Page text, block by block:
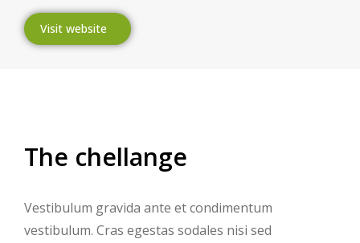
Visit website
The chellange
Vestibulum gravida ante et condimentum
vestibulum. Cras egestas sodales nisi sed